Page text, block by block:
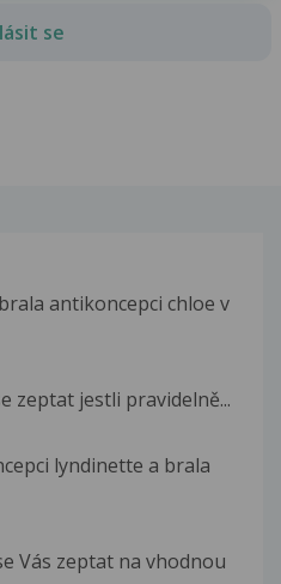
se
antikoncepci chloe v
zeptat jestli pravidelně...
lyndinette a brala
Vás zeptat na vhodnou